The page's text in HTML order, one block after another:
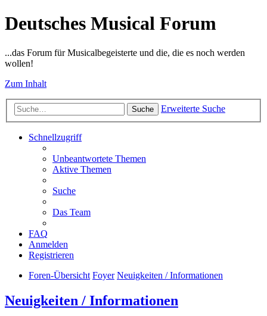
Deutsches Musical Forum
...das Forum für Musicalbegeisterte und die, die es noch werden
wollen!
Zum Inhalt
Suche Erweiterte Suche
Schnellzugriff
Unbeantwortete Themen
Aktive Themen
Suche
Das Team
FAQ
Anmelden
Registrieren
Foren-Übersicht Foyer Neuigkeiten / Informationen
Neuigkeiten / Informationen